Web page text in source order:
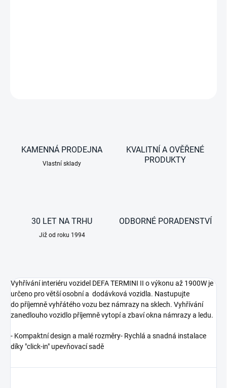
KAMENNÁ PRODEJNA
Vlastní sklady
KVALITNÍ A OVĚŘENÉ
PRODUKTY
30 LET NA TRHU
Již od roku 1994
ODBORNÉ PORADENSTVÍ
Vyhřívání interiéru vozidel DEFA TERMINI II o výkonu až 1900W je
určeno pro větší osobní a dodávková vozidla. Nastupujte
do příjemně vyhřátého vozu bez námrazy na sklech. Vyhřívání
zanedlouho vozidlo příjemně vytopí a zbaví okna námrazy a ledu.
- Kompaktní design a malé rozměry- Rychlá a snadná instalace
díky "click-in" upevňovací sadě